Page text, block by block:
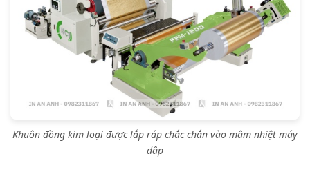
Khuôn đồng kim loại được lắp ráp chắc chắn vào mâm nhiệt máy
dập